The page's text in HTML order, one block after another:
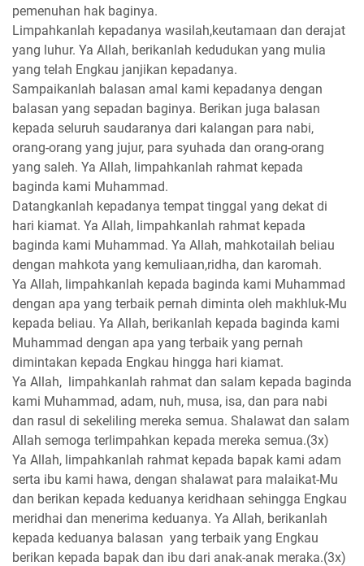
pemenuhan hak baginya.
Limpahkanlah kepadanya wasilah,keutamaan dan derajat
yang luhur. Ya Allah, berikanlah kedudukan yang mulia
yang telah Engkau janjikan kepadanya.
Sampaikanlah balasan amal kami kepadanya dengan
balasan yang sepadan baginya. Berikan juga balasan
kepada seluruh saudaranya dari kalangan para nabi,
orang-orang yang jujur, para syuhada dan orang-orang
yang saleh. Ya Allah, limpahkanlah rahmat kepada
baginda kami Muhammad.
Datangkanlah kepadanya tempat tinggal yang dekat di
hari kiamat. Ya Allah, limpahkanlah rahmat kepada
baginda kami Muhammad. Ya Allah, mahkotailah beliau
dengan mahkota yang kemuliaan,ridha, dan karomah.
Ya Allah, limpahkanlah kepada baginda kami Muhammad
dengan apa yang terbaik pernah diminta oleh makhluk-Mu
kepada beliau. Ya Allah, berikanlah kepada baginda kami
Muhammad dengan apa yang terbaik yang pernah
dimintakan kepada Engkau hingga hari kiamat.
Ya Allah, limpahkanlah rahmat dan salam kepada baginda
kami Muhammad, adam, nuh, musa, isa, dan para nabi
dan rasul di sekeliling mereka semua. Shalawat dan salam
Allah semoga terlimpahkan kepada mereka semua.(3x)
Ya Allah, limpahkanlah rahmat kepada bapak kami adam
serta ibu kami hawa, dengan shalawat para malaikat-Mu
dan berikan kepada keduanya keridhaan sehingga Engkau
meridhai dan menerima keduanya. Ya Allah, berikanlah
kepada keduanya balasan yang terbaik yang Engkau
berikan kepada bapak dan ibu dari anak-anak meraka.(3x)